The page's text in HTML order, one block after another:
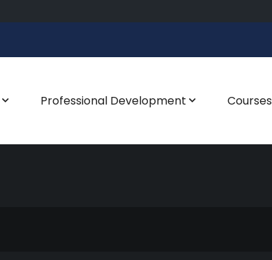
Professional Development Courses